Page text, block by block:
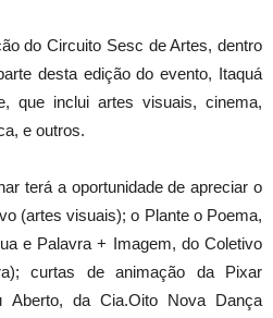
do Circuito Sesc de Artes, dentro
desta edição do evento, Itaquá
que inclui artes visuais, cinema,
e outros.
terá a oportunidade de apreciar o
(artes visuais); o Plante o Poema,
e Palavra + Imagem, do Coletivo
curtas de animação da Pixar
Aberto, da Cia.Oito Nova Dança